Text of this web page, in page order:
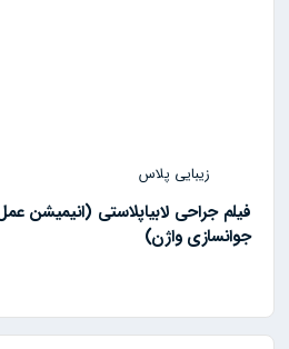
زیبایی پلاس
فیلم جراحی لابیاپلاستی (انیمیشن
جوانسازی واژن)